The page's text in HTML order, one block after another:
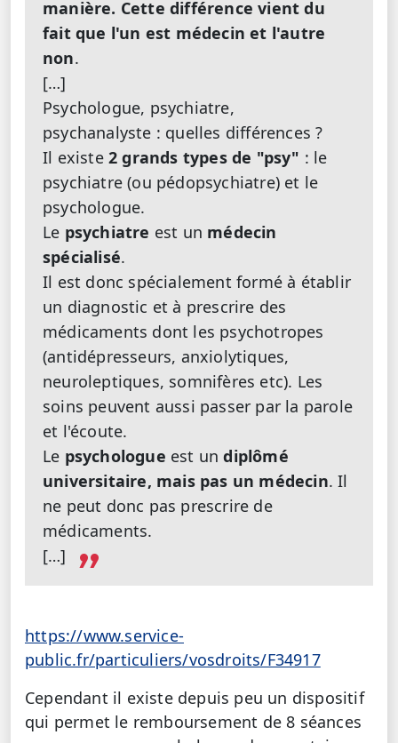
manière. Cette différence vient du
fait que l'un est médecin et l'autre
non.
[…]
Psychologue, psychiatre,
psychanalyste : quelles différences ?
Il existe 2 grands types de "psy" : le
psychiatre (ou pédopsychiatre) et le
psychologue.
Le psychiatre est un médecin
spécialisé.
Il est donc spécialement formé à établir
un diagnostic et à prescrire des
médicaments dont les psychotropes
(antidépresseurs, anxiolytiques,
neuroleptiques, somnifères etc). Les
soins peuvent aussi passer par la parole
et l'écoute.
Le psychologue est undiplômé
universitaire, mais pas un médecin. Il
ne peut donc pas prescrire de
médicaments.
[…]
https://www.service-
public.fr/particuliers/vosdroits/F34917
Cependant il existe depuis peu un dispositif
qui permet le remboursement de 8 séances